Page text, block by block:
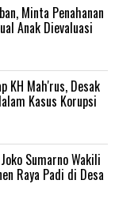
Minta Penahanan
Anak Dievaluasi
KH Mah'rus, Desak
Kasus Korupsi
Sumarno Wakili
Raya Padi di Desa